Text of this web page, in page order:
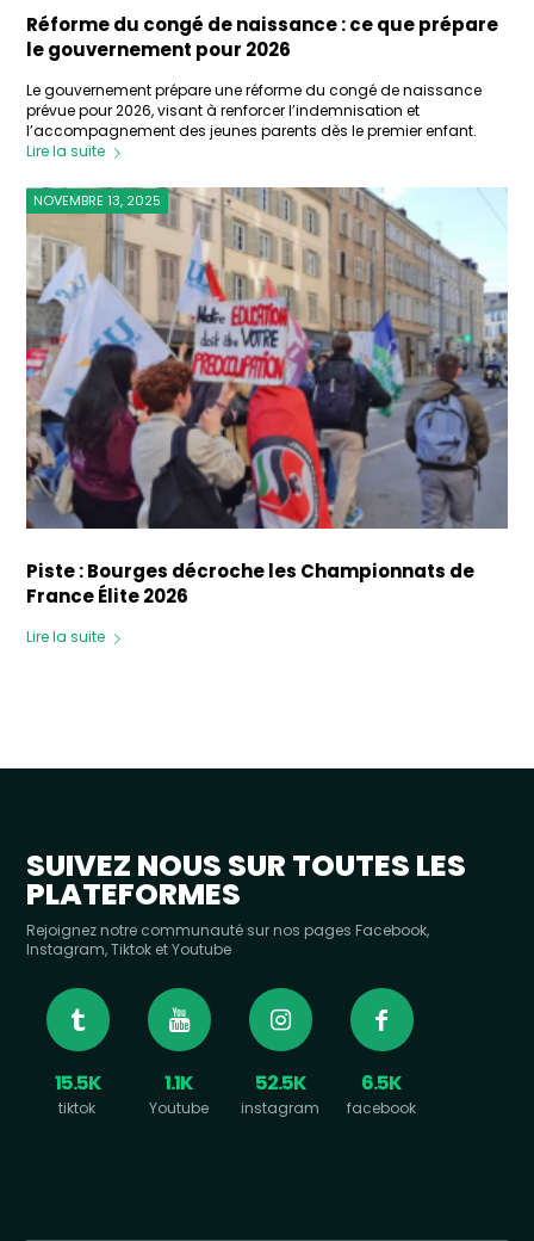
Réforme du congé de naissance : ce que prépare
le gouvernement pour 2026
Le gouvernement prépare une réforme du congé de naissance
prévue pour 2026, visant à renforcer l’indemnisation et
l’accompagnement des jeunes parents dès le premier enfant.
Lire la suite
Piste : Bourges décroche les Championnats de
France Élite 2026
NOVEMBRE 13, 2025
Lire la suite
SUIVEZ NOUS SUR TOUTES LES
PLATEFORMES
Rejoignez notre communauté sur nos pages Facebook,
Instagram, Tiktok et Youtube
15.5K
tiktok
1.1K
Youtube
52.5K
instagram
6.5K
facebook